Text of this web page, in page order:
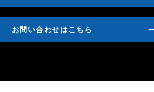
お問い合わせはこちら